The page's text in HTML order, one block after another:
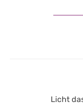
Previous
Licht